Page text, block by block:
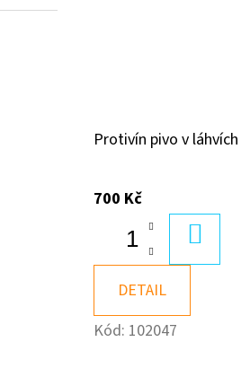
Protivín pivo v láhvích
700 Kč
DETAIL
Kód: 102047